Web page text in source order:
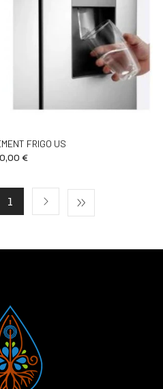
FRIGO US
€
1